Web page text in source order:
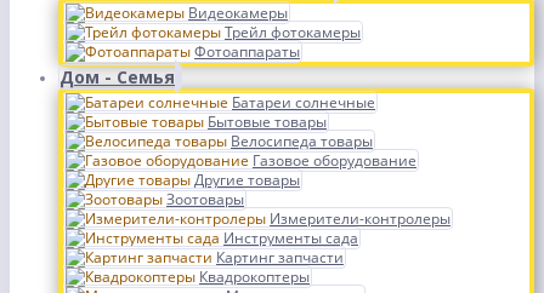
Видеокамеры
Трейл фотокамеры
Фотоаппараты
Дом - Семья
Батареи солнечные
Бытовые товары
Велосипеда товары
Газовое оборудование
Другие товары
Зоотовары
Измерители-контролеры
Инструменты сада
Картинг запчасти
Квадрокоптеры